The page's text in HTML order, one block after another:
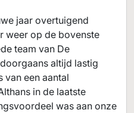
jaar overtuigend
weer op de bovenste
team van De
altijd lastig
van een aantal
in de laatste
was aan onze